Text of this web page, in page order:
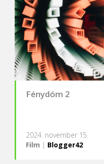
Fénydóm 2
2024. november 15.
Film | Blogger42